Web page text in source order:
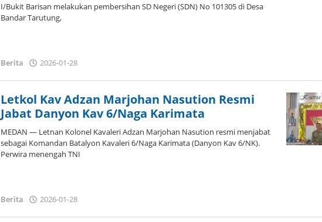
I/Bukit Barisan melakukan pembersihan SD Negeri (SDN) No 101305 di Desa
Bandar Tarutung,
Berita 2026-01-28
Letkol Kav Adzan Marjohan Nasution Resmi
Jabat Danyon Kav 6/Naga Karimata
MEDAN — Letnan Kolonel Kavaleri Adzan Marjohan Nasution resmi menjabat
sebagai Komandan Batalyon Kavaleri 6/Naga Karimata (Danyon Kav 6/NK).
Perwira menengah TNI
Berita 2026-01-28